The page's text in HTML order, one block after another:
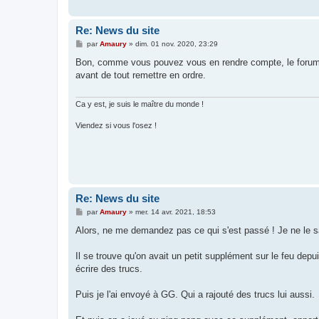
Re: News du site
M
s
a
parAmaury» dim. 01 nov. 2020, 23:29
Bon, comme vous pouvez vous en rendre compte, le
avant de tout remettre en ordre.
Ca y est, je suis le maître du monde !
Viendez si vous l'osez !
Re: News du site
M
s
g
parAmaury» mer. 14 avr. 2021, 18:53
Alors, ne me demandez pas ce qui s'est passé ! Je ne le
Il se trouve qu'on avait un petit supplément sur le feu
écrire des trucs.
Puis je l'ai envoyé à GG. Qui a rajouté des trucs lui aussi.